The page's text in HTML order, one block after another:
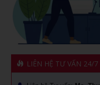
Khóa học Trưởng
Khóa học nâng cao
Phân tích hiệu quả đầu
Khóa học kỹ năng giao
Khóa Học Đào tạo
CEO & chiến lược tái cơ
LIÊN HỆ TƯ VẤN 24/7